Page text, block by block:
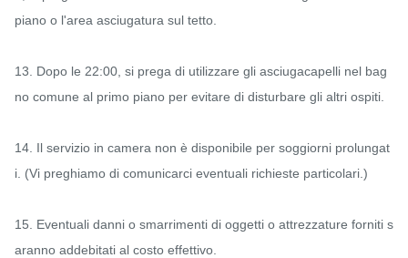
piano o l'area asciugatura sul tetto.
13. Dopo le 22:00, si prega di utilizzare gli asciugacapelli nel bag
no comune al primo piano per evitare di disturbare gli altri ospiti.
14. Il servizio in camera non è disponibile per soggiorni prolungat
i. (Vi preghiamo di comunicarci eventuali richieste particolari.)
15. Eventuali danni o smarrimenti di oggetti o attrezzature forniti s
aranno addebitati al costo effettivo.